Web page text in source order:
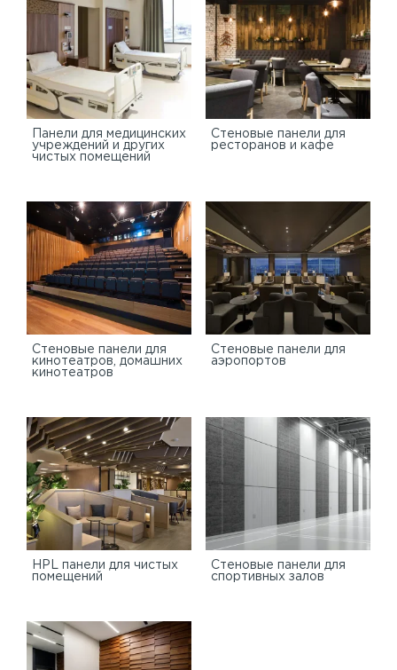
Панели для медицинских
учреждений и других
чистых помещений
Стеновые панели для
ресторанов и кафе
Стеновые панели для
кинотеатров, домашних
кинотеатров
Стеновые панели для
аэропортов
HPL панели для чистых
помещений
Стеновые панели для
спортивных залов